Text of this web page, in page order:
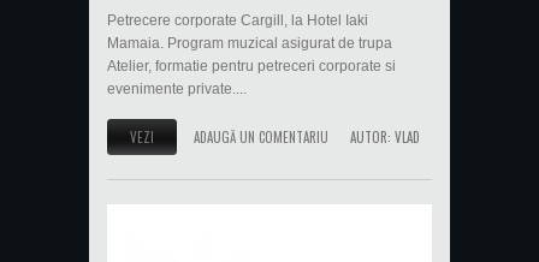
Petrecere corporate Cargill, la Hotel Iaki
Mamaia. Program muzical asigurat de trupa
Atelier, formatie pentru petreceri corporate si
evenimente private....
VEZI ADAUGĂ UN COMENTARIU AUTOR: VLAD